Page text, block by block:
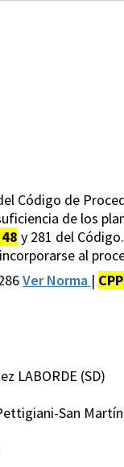
Código de
de los
y 281 del
al
Ver Norma |
LABORDE (SD)
San